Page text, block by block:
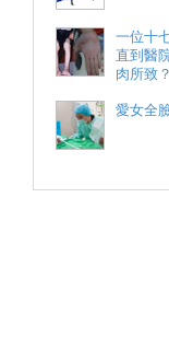
一位十
直到醫
肉所致
愛女全